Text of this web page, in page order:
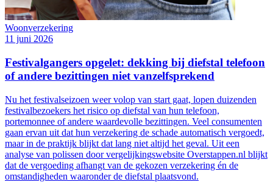
Woonverzekering
11 juni 2026
Festivalgangers opgelet: dekking bij diefstal telefoon
of andere bezittingen niet vanzelfsprekend
Nu het festivalseizoen weer volop van start gaat, lopen duizenden
festivalbezoekers het risico op diefstal van hun telefoon,
portemonnee of andere waardevolle bezittingen. Veel consumenten
gaan ervan uit dat hun verzekering de schade automatisch vergoedt,
maar in de praktijk blijkt dat lang niet altijd het geval. Uit een
analyse van polissen door vergelijkingswebsite Overstappen.nl blijkt
dat de vergoeding afhangt van de gekozen verzekering én de
omstandigheden waaronder de diefstal plaatsvond.